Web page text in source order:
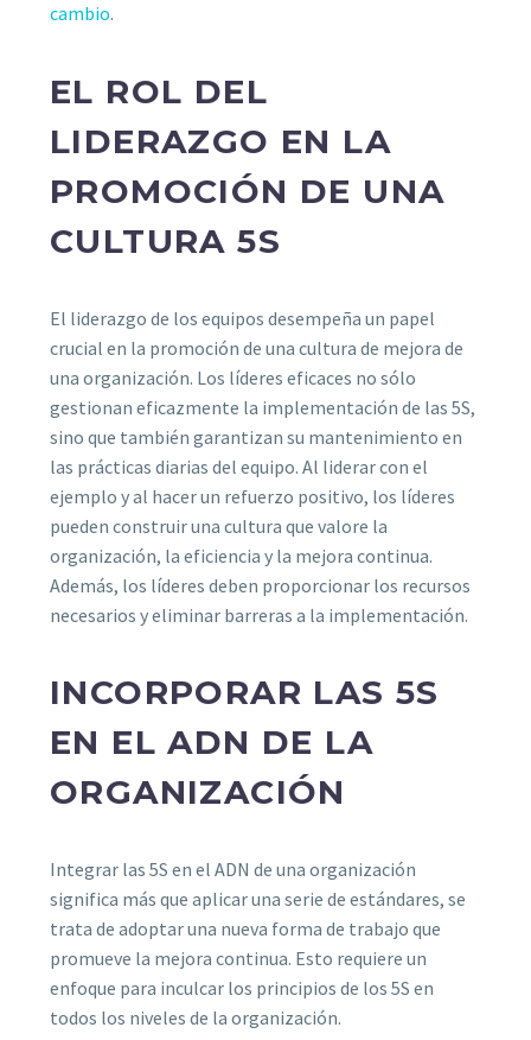
cambio.
EL ROL DEL
LIDERAZGO EN LA
PROMOCIÓN DE UNA
CULTURA 5S
El liderazgo de los equipos desempeña un papel
crucial en la promoción de una cultura de mejora de
una organización. Los líderes eficaces no sólo
gestionan eficazmente la implementación de las 5S,
sino que también garantizan su mantenimiento en
las prácticas diarias del equipo. Al liderar con el
ejemplo y al hacer un refuerzo positivo, los líderes
pueden construir una cultura que valore la
organización, la eficiencia y la mejora continua.
Además, los líderes deben proporcionar los recursos
necesarios y eliminar barreras a la implementación.
INCORPORAR LAS 5S
EN EL ADN DE LA
ORGANIZACIÓN
Integrar las 5S en el ADN de una organización
significa más que aplicar una serie de estándares, se
trata de adoptar una nueva forma de trabajo que
promueve la mejora continua. Esto requiere un
enfoque para inculcar los principios de los 5S en
todos los niveles de la organización.